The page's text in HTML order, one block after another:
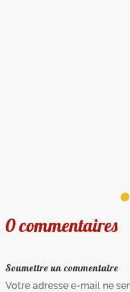
0 commentaires
Soumettre un commentaire
Votre adresse e-mail ne